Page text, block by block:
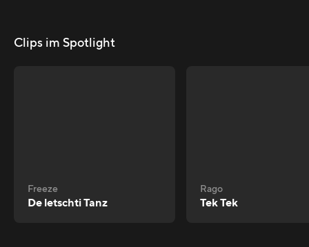
Clips im Spotlight
Freeze
De letschti Tanz
Rago
Tek Tek